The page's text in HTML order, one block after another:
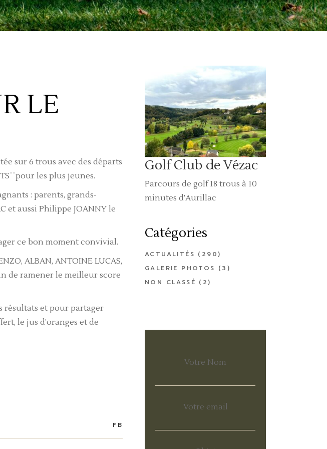
LE
sur 6 trous avec des départs
les plus jeunes.
: parents, grands-
et aussi Philippe JOANNY le
ce bon moment convivial.
ALBAN, ANTOINE LUCAS,
de ramener le meilleur score
résultats et pour partager
le jus d’oranges et de
FB
Golf Club de Vézac
Parcours de golf 18 trous à 10
minutes d’Aurillac
Catégories
ACTUALITÉS (290)
GALERIE PHOTOS (3)
NON CLASSÉ (2)
Votre Nom
Votre email